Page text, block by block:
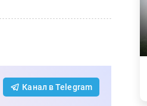
Канал в Telegram